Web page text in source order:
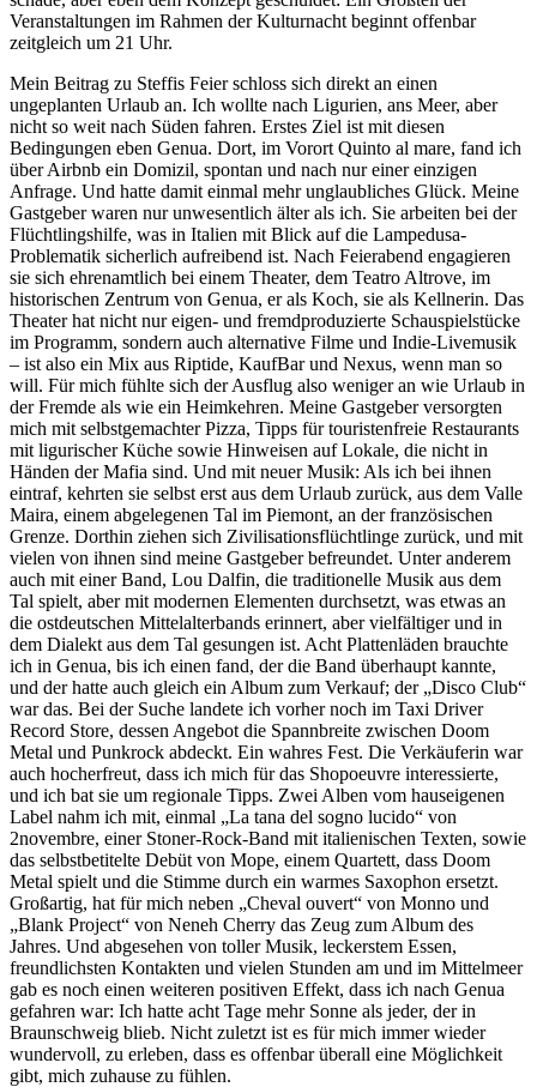
Veranstaltungen im Rahmen der Kulturnacht beginnt offenbar
zeitgleich um 21 Uhr.
Mein Beitrag zu Steffis Feier schloss sich direkt an einen
ungeplanten Urlaub an. Ich wollte nach Ligurien, ans Meer, aber
nicht so weit nach Süden fahren. Erstes Ziel ist mit diesen
Bedingungen eben Genua. Dort, im Vorort Quinto al mare, fand ich
über Airbnb ein Domizil, spontan und nach nur einer einzigen
Anfrage. Und hatte damit einmal mehr unglaubliches Glück. Meine
Gastgeber waren nur unwesentlich älter als ich. Sie arbeiten bei der
Flüchtlingshilfe, was in Italien mit Blick auf die Lampedusa-
Problematik sicherlich aufreibend ist. Nach Feierabend engagieren
sie sich ehrenamtlich bei einem Theater, dem Teatro Altrove, im
historischen Zentrum von Genua, er als Koch, sie als Kellnerin. Das
Theater hat nicht nur eigen- und fremdproduzierte Schauspielstücke
im Programm, sondern auch alternative Filme und Indie-Livemusik
– ist also ein Mix aus Riptide, KaufBar und Nexus, wenn man so
will. Für mich fühlte sich der Ausflug also weniger an wie Urlaub in
der Fremde als wie ein Heimkehren. Meine Gastgeber versorgten
mich mit selbstgemachter Pizza, Tipps für touristenfreie Restaurants
mit ligurischer Küche sowie Hinweisen auf Lokale, die nicht in
Händen der Mafia sind. Und mit neuer Musik: Als ich bei ihnen
eintraf, kehrten sie selbst erst aus dem Urlaub zurück, aus dem Valle
Maira, einem abgelegenen Tal im Piemont, an der französischen
Grenze. Dorthin ziehen sich Zivilisationsflüchtlinge zurück, und mit
vielen von ihnen sind meine Gastgeber befreundet. Unter anderem
auch mit einer Band, Lou Dalfin, die traditionelle Musik aus dem
Tal spielt, aber mit modernen Elementen durchsetzt, was etwas an
die ostdeutschen Mittelalterbands erinnert, aber vielfältiger und in
dem Dialekt aus dem Tal gesungen ist. Acht Plattenläden brauchte
ich in Genua, bis ich einen fand, der die Band überhaupt kannte,
und der hatte auch gleich ein Album zum Verkauf; der „Disco Club“
war das. Bei der Suche landete ich vorher noch im Taxi Driver
Record Store, dessen Angebot die Spannbreite zwischen Doom
Metal und Punkrock abdeckt. Ein wahres Fest. Die Verkäuferin war
auch hocherfreut, dass ich mich für das Shopoeuvre interessierte,
und ich bat sie um regionale Tipps. Zwei Alben vom hauseigenen
Label nahm ich mit, einmal „La tana del sogno lucido“ von
2novembre, einer Stoner-Rock-Band mit italienischen Texten, sowie
das selbstbetitelte Debüt von Mope, einem Quartett, dass Doom
Metal spielt und die Stimme durch ein warmes Saxophon ersetzt.
Großartig, hat für mich neben „Cheval ouvert“ von Monno und
„Blank Project“ von Neneh Cherry das Zeug zum Album des
Jahres. Und abgesehen von toller Musik, leckerstem Essen,
freundlichsten Kontakten und vielen Stunden am und im Mittelmeer
gab es noch einen weiteren positiven Effekt, dass ich nach Genua
gefahren war: Ich hatte acht Tage mehr Sonne als jeder, der in
Braunschweig blieb. Nicht zuletzt ist es für mich immer wieder
wundervoll, zu erleben, dass es offenbar überall eine Möglichkeit
gibt, mich zuhause zu fühlen.